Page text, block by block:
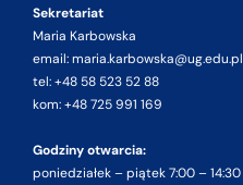
Sekretariat
Maria Karbowska
email: maria.karbowska@ug.edu.pl
tel: +48 58 523 52 88
kom: +48 725 991 169
Godziny otwarcia:
poniedziałek – piątek 7:00 – 14:30